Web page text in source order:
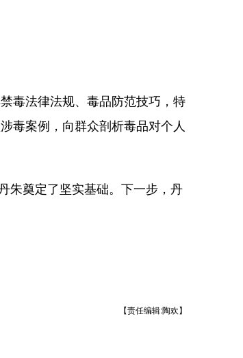
毒法律法规、毒品防范技巧，特
毒案例，向群众剖析毒品对个人
奠定了坚实基础。下一步，丹
【责任编辑:陶欢】